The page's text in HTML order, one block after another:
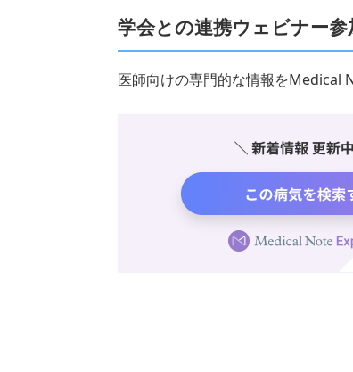
学会との連携ウェビナー参
医師向けの専門的な情報をMedical